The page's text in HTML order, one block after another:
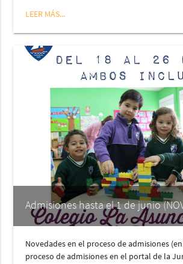
LEER MÁS...
Admisiones hasta el 1 de junio
Novedades en el proceso de admisiones
proceso de admisiones en el portal de la